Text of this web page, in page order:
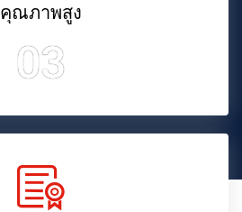
คุณภาพสูง
03